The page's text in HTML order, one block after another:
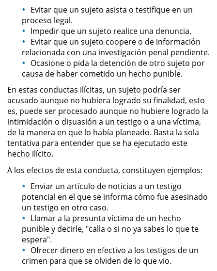
Aumento de Sentencia por
Descarga Negligente de un
Arma de Fuego
Portar un Arma de Fuego
Cargada
Delitos de Conducción
Chocar y Huir
Evadir a un Oficial de Policía
Homicidio Vehicular
Robo de Auto
Delitos de Cuello Blanco
Evitar que un sujeto asista o testifique en un
proceso legal.
Impedir que un sujeto realice una denuncia.
Evitar que un sujeto coopere o de información
relacionada con una investigación penal pendiente.
Ocasione o pida la detención de otro sujeto por
causa de haber cometido un hecho punible.
En estas conductas ilícitas, un sujeto podría ser
acusado aunque no hubiera logrado su finalidad, esto
es, puede ser procesado aunque no hubiere logrado la
intimidación o disuasión a un testigo o a una víctima,
de la manera en que lo había planeado. Basta la sola
tentativa para entender que se ha ejecutado este
hecho ilícito.
A los efectos de esta conducta, constituyen ejemplos:
Enviar un artículo de noticias a un testigo
potencial en el que se informa cómo fue asesinado
un testigo en otro caso.
Llamar a la presunta víctima de un hecho
punible y decirle, "calla o si no ya sabes lo que te
espera".
Ofrecer dinero en efectivo a los testigos de un
crimen para que se olviden de lo que vio.